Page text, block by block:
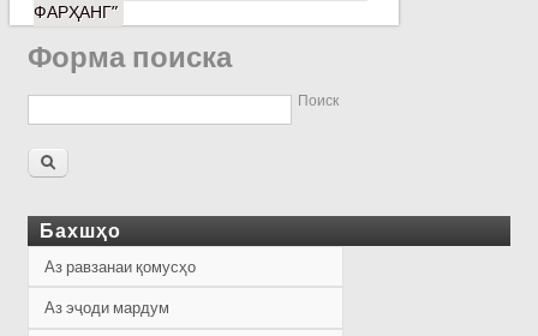
ФАРҲАНГ”
Форма поиска
Поиск
Бахшҳо
Аз равзанаи қомусҳо
Аз эҷоди мардум